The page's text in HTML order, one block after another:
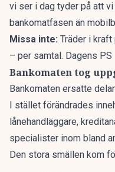
vi ser i dag tyder på att
bankomatfasen än
Missa inte: Träder i
– per samtal. Dagens PS
Bankomaten tog
Bankomaten ersatte
I stället förändrades
lånehandläggare,
specialister inom bland
Den stora smällen kom